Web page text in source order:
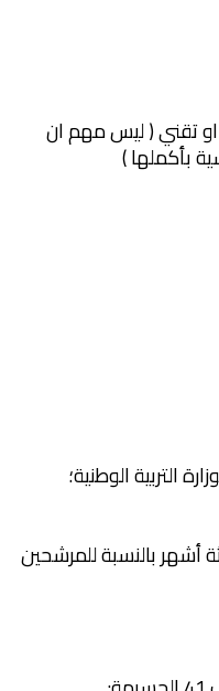
او تقني ( ليس مهم ان
بأكملها )
التربية الوطنية؛
أشهر بالنسبة للمرشحين